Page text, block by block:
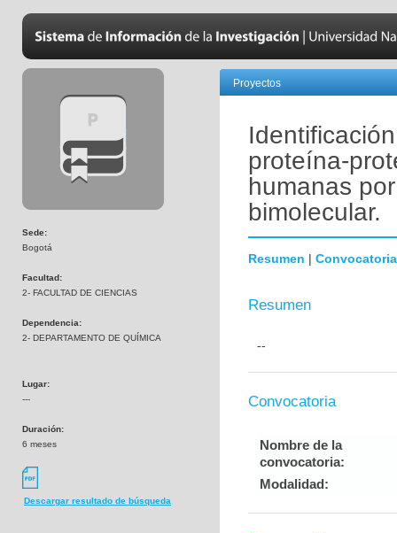
Sede:
Bogotá
Facultad:
2- FACULTAD DE CIENCIAS
Dependencia:
2- DEPARTAMENTO DE QUÍMICA
Lugar:
---
Duración:
6 meses
Descargar resultado de búsqueda
Proyectos
proteína-
humanas
bimolecular.
Resumen | Convocatoria
Resumen
--
Convocatoria
Nombre de la
convocatoria:
Modalidad: